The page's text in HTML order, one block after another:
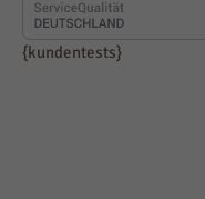
{kundentests}